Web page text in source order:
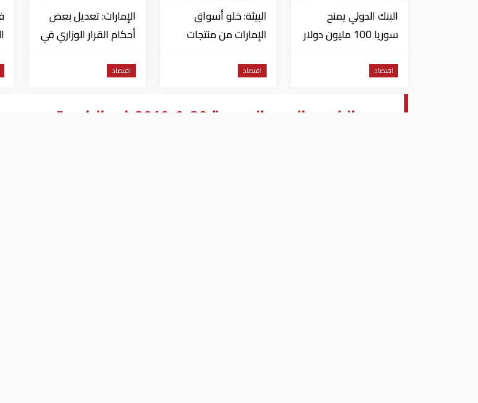
البنك الدولي يمنح
سوريا 100 مليون دولار
اقتصاد
البيئة: خلو أسواق
الإمارات من منتجات
داء السيكلوسبورا
اقتصاد
الإمارات: تعديل بعض
أحكام القرار الوزاري في
الشركات والأعمال
اقتصاد
سعر الذهب اليوم الجمعة 20-9-2019 في الكويت